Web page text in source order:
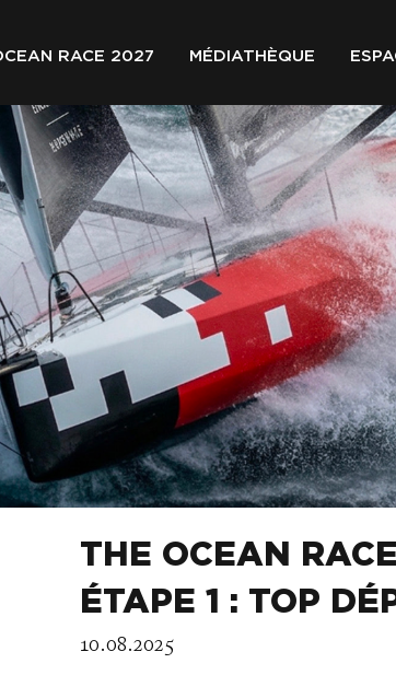
RACE 2027 MÉDIATHÈQUE
THE OCEAN
ÉTAPE 1 : TOP
10.08.2025